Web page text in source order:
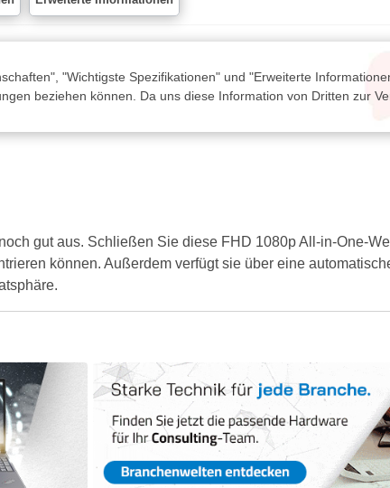
"Wichtigste Spezifikationen" und "Erweiterte
beziehen können. Da uns diese Information von Dritten zur
gut aus. Schließen Sie diese FHD 1080p All-in-One-
können. Außerdem verfügt sie über eine